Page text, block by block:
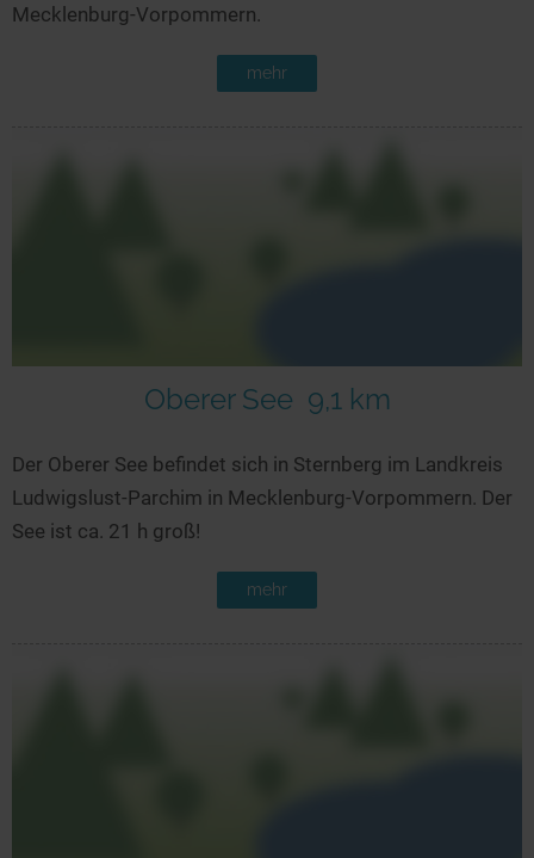
Mecklenburg-Vorpommern.
mehr
Oberer See 9,1 km
Der Oberer See befindet sich in Sternberg im Landkreis
Ludwigslust-Parchim in Mecklenburg-Vorpommern. Der
See ist ca. 21 h groß!
mehr